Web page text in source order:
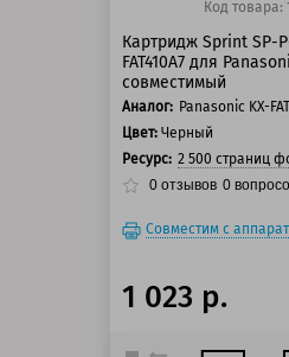
Код товара:
Картридж Sprint SP-
FAT410A7 для
совместимый
Аналог:
Цвет: Черный
Ресурс: 2 500 страниц
0 отзывов 0
Совместим с
1 023 р.